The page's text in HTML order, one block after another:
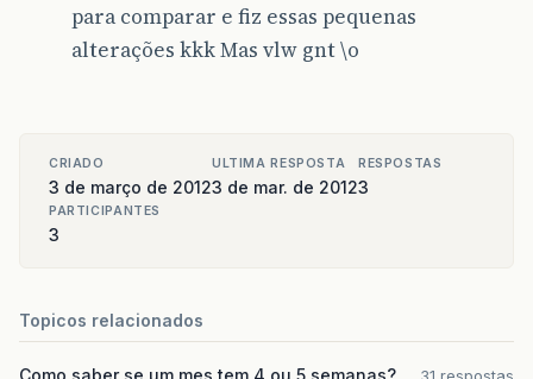
para comparar e fiz essas pequenas
alterações kkk Mas vlw gnt \o
CRIADO
3 de março de 2012
ULTIMA RESPOSTA
3 de mar. de 2012
RESPOSTAS
3
PARTICIPANTES
3
Topicos relacionados